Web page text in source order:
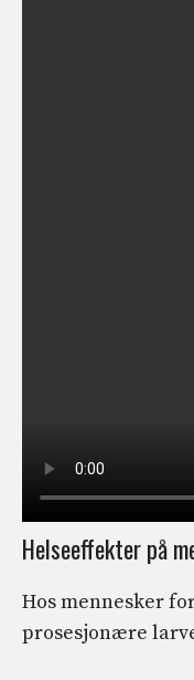
Helseeffekter på
Hos mennesker
prosesjonære